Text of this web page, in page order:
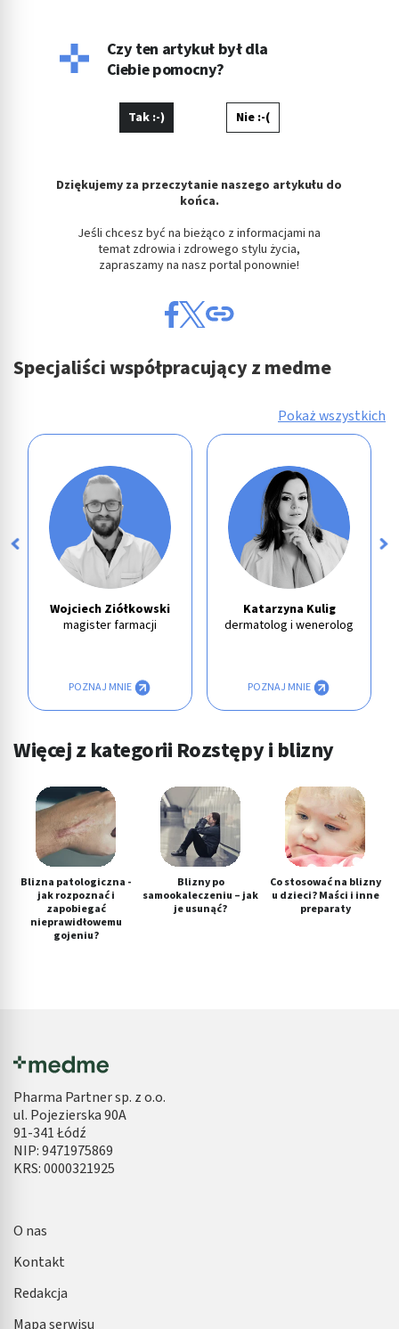
Czy ten artykuł był dla
Ciebie pomocny?
Tak :-) Nie :-(
Dziękujemy za przeczytanie naszego artykułu do
końca.
Jeśli chcesz być na bieżąco z informacjami na
temat zdrowia i zdrowego stylu życia,
zapraszamy na nasz portal ponownie!
Specjaliści współpracujący z medme
Pokaż wszystkich
Wojciech Ziółkowski
magister farmacji
POZNAJ MNIE
Katarzyna Kulig
dermatolog i wenerolog
POZNAJ MNIE
Więcej z kategorii Rozstępy i blizny
Blizna patologiczna -
jak rozpoznać i
zapobiegać
nieprawidłowemu
gojeniu?
Blizny po
samookaleczeniu – jak
je usunąć?
Co stosować na blizny
u dzieci? Maści i inne
preparaty
Pharma Partner sp. z o.o.
ul. Pojezierska 90A
91-341 Łódź
NIP: 9471975869
KRS: 0000321925
O nas
Kontakt
Redakcja
Mapa serwisu